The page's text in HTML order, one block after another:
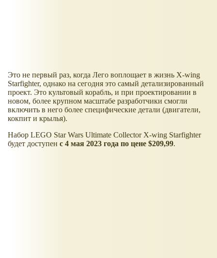
Это не первый раз, когда Лего воплощает в жизнь X-wing
Starfighter, однако на сегодня это самый детализированный
проект. Это культовый корабль, и при проектировании в
новом, более крупном масштабе разработчики смогли
включить в него более специфические детали (двигатели,
кокпит и крылья).
Набор LEGO Star Wars Ultimate Collector X-wing Starfighter
будет доступен с 4 мая 2023 года по цене $209,99.